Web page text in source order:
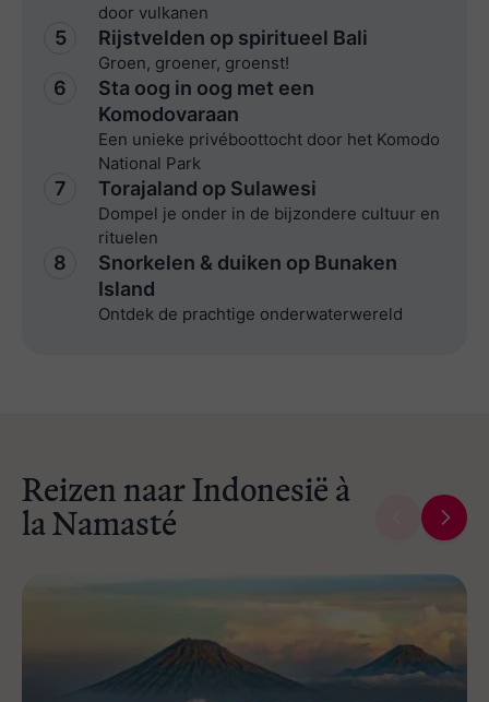
door vulkanen
5 Rijstvelden op spiritueel Bali
Groen, groener, groenst!
6
Sta oog in oog met een
Komodovaraan
Een unieke privéboottocht door het Komodo
National Park
7 Torajaland op Sulawesi
Dompel je onder in de bijzondere cultuur en
rituelen
8
Snorkelen & duiken op Bunaken
Island
Ontdek de prachtige onderwaterwereld
Reizen naar Indonesië à
la Namasté